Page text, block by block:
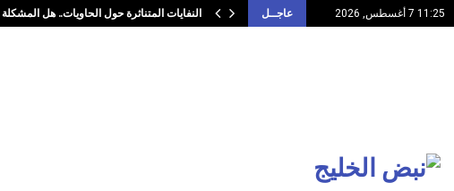
11:25 7 أغسطس, 2026 عاجــل النفايات المتناثرة حول الحاويات.. هل